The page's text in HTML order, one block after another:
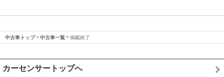
中古車トップ 中古車一覧 掲載終了
カーセンサートップへ